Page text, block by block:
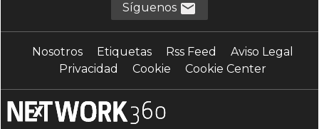
Síguenos
Nosotros Etiquetas Rss Feed
Aviso Legal
Privacidad
Cookie Cookie Center